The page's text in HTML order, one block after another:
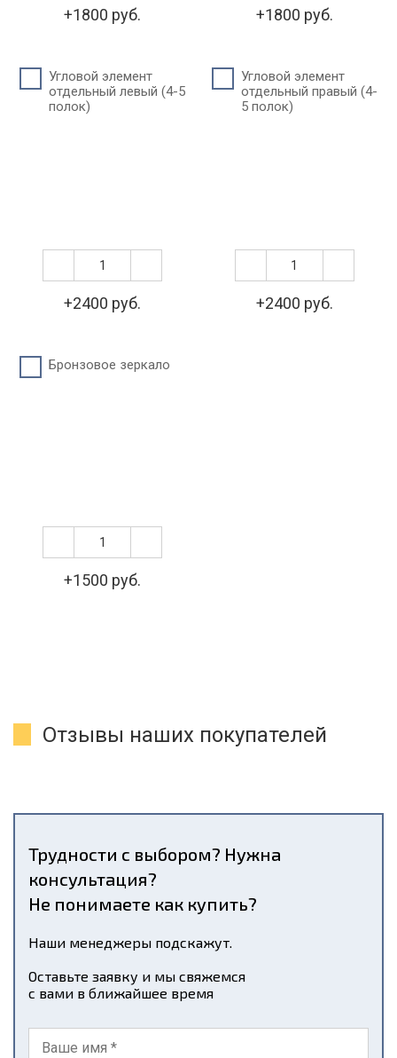
+1800 руб. +1800 руб.
Угловой элемент
отдельный левый (4-5
полок)
+2400 руб.
Угловой элемент
отдельный правый (4-
5 полок)
+2400 руб.
Бронзовое зеркало
+1500 руб.
Отзывы наших покупателей
Трудности с выбором? Нужна
консультация?
Не понимаете как купить?
Наши менеджеры подскажут.
Оставьте заявку и мы свяжемся
с вами в ближайшее время